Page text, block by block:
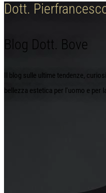
Dott.
Blog Dott. Bove
Il blog sulle ultime tendenze,
bellezza estetica per l'uomo e per